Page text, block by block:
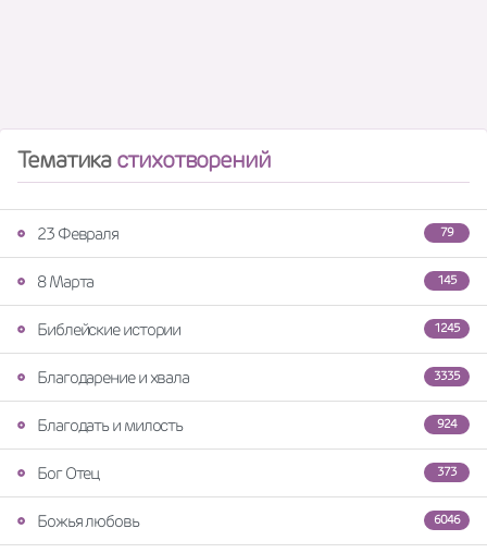
Тематикастихотворений
79
23 Февраля
145
8 Марта
1245
Библейские истории
3335
Благодарение и хвала
924
Благодать и милость
373
Бог Отец
6046
Божья любовь